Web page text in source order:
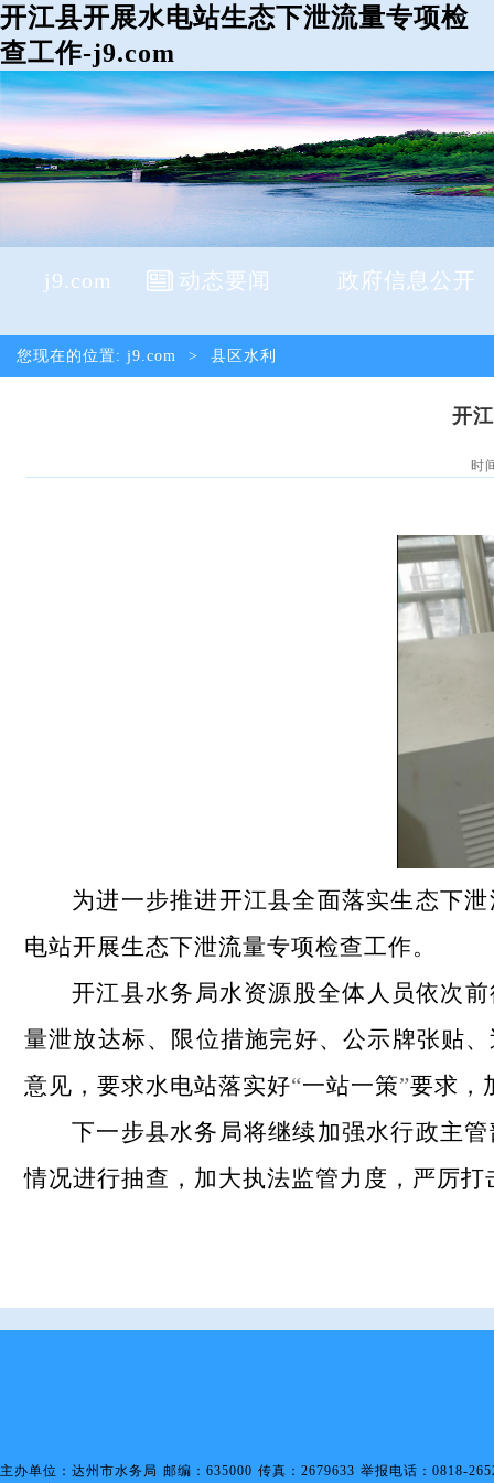
开江县开展水电站生态下泄流量专项检
查工作-j9.com
j9.com 动态要闻 政府信息公开
您现在的位置: j9.com > 县区水利
开
时
为进一步推进开江县全面落实生态下
电站开展生态下泄流量专项检查工作。
开江县水务局水资源股全体人员依次
量泄放达标、限位措施完好、公示牌张贴
意见，要求水电站落实好“一站一策”要求，
下一步县水务局将继续加强水行政主
情况进行抽查 ，加大执法监管力度，严厉
主办单位：达州市水务局 邮编：635000 传真：2679633 举报电话：0818-